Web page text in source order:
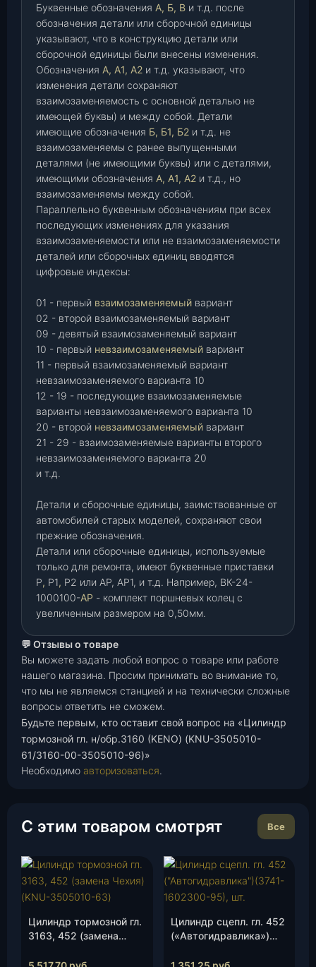
Буквенные обозначения А, Б, В и т.д. после
обозначения детали или сборочной единицы
указывают, что в конструкцию детали или
сборочной единицы были внесены изменения.
Обозначения А, А1, А2 и т.д. указывают, что
изменения детали сохраняют
взаимозаменяемость с основной деталью не
имеющей буквы) и между собой. Детали
имеющие обозначения Б, Б1, Б2 и т.д. не
взаимозаменяемы с ранее выпущенными
деталями (не имеющими буквы) или с деталями,
имеющими обозначения А, А1, А2 и т.д., но
взаимозаменяемы между собой.
Параллельно буквенным обозначениям при всех
последующих изменениях для указания
взаимозаменяемости или не взаимозаменяемости
деталей или сборочных единиц вводятся
цифровые индексы:
01 - первый взаимозаменяемый вариант
02 - второй взаимозаменяемый вариант
09 - девятый взаимозаменяемый вариант
10 - первый невзаимозаменяемый вариант
11 - первый взаимозаменяемый вариант
невзаимозаменяемого варианта 10
12 - 19 - последующие взаимозаменяемые
варианты невзаимозаменяемого варианта 10
20 - второй невзаимозаменяемый вариант
21 - 29 - взаимозаменяемые варианты второго
невзаимозаменяемого варианта 20
и т.д.
Детали и сборочные единицы, заимствованные от
автомобилей старых моделей, сохраняют свои
прежние обозначения.
Детали или сборочные единицы, используемые
только для ремонта, имеют буквенные приставки
Р, Р1, Р2 или АР, АР1, и т.д. Например, ВК-24-
1000100-АР - комплект поршневых колец с
увеличенным размером на 0,50мм.
💬 Отзывы о товаре
Вы можете задать любой вопрос о товаре или работе
нашего магазина. Просим принимать во внимание то,
что мы не являемся станцией и на технически сложные
вопросы ответить не сможем.
Будьте первым, кто оставит свой вопрос на «Цилиндр
тормозной гл. н/обр.3160 (KENO) (KNU-3505010-
61/3160-00-3505010-96)»
Необходимо авторизоваться.
С этим товаром смотрят Все
Цилиндр тормозной гл.
3163, 452 (замена
63), шт.
Цилиндр сцепл. гл. 452
(«Автогидравлика»)